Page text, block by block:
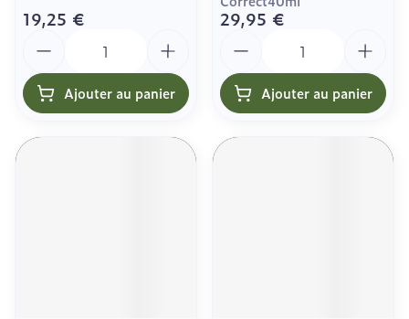
19,25 €
Ajouter au panier
29,95 €
Ajouter au panier